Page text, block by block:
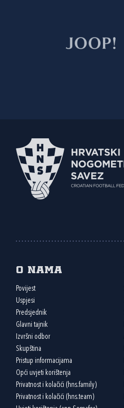
O nama
Povijest
Uspjesi
Predsjednik
Glavni tajnik
Izvršni odbor
Skupština
Pristup informacijama
Opći uvjeti korištenja
Privatnost i kolačići (hns.family)
Privatnost i kolačići (hns.team)